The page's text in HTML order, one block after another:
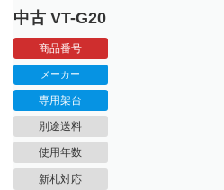
中古 VT-G20
商品番号
メーカー
専用架台
別途送料
使用年数
新札対応